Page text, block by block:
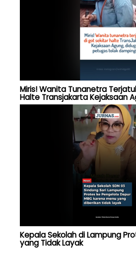
Miris! Wanita Tunanetra
Halte Transjakarta Kejaksaan
Kepala Sekolah di Lampung
yang Tidak Layak